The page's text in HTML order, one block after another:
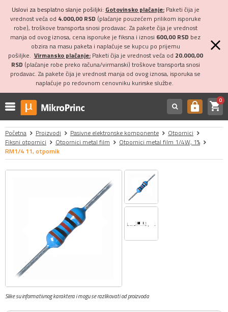
Uslovi za besplatno slanje pošiljki: Gotovinsko plaćanje:Paketi čija je
vrednost veća od 4.000,00 RSD (plaćanje pouzećem prilikom isporuke
robe), troškove transporta snosi prodavac. Za pakete čija je vrednost
manja od ovog iznosa, cena isporuke je fiksna i iznosi 600,00 RSD bez
obzira na masu paketa i naplaćuje se kupcu po prijemu
pošiljke. Virmansko plaćanje:Paketi čija je vrednost veća od 20.000,00
RSD (plaćanje robe preko računa/virmanski) troškove transporta snosi
prodavac. Za pakete čija je vrednost manja od ovog iznosa, isporuka se
naplaćuje po redovnom cenovniku kurirske službe.
https shopping_cart0
Početna Proizvodi Pasivne elektronske komponente
Otpornici
Fiksni otpornici
Otpornici metal film
Otpornici metal film 1/4W, 1%
RM1/4 11, otpornik
Slike su informativnog karaktera i mogu se razlikovati od proizvoda